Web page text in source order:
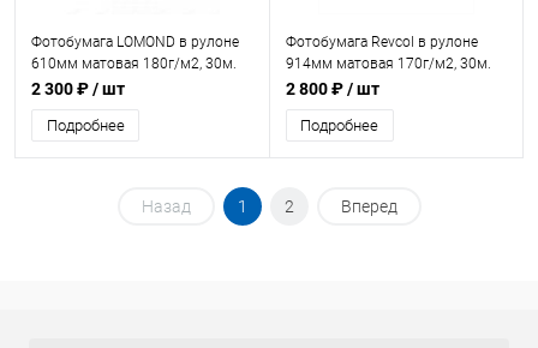
Фотобумага LOMOND в рулоне
610мм матовая 180г/м2, 30м.
(1202091)
2 300 ₽/ шт
Подробнее
Фотобумага Revcol в рулоне
914мм матовая 170г/м2, 30м.
2 800 ₽/ шт
Подробнее
Назад 1 2 Вперед